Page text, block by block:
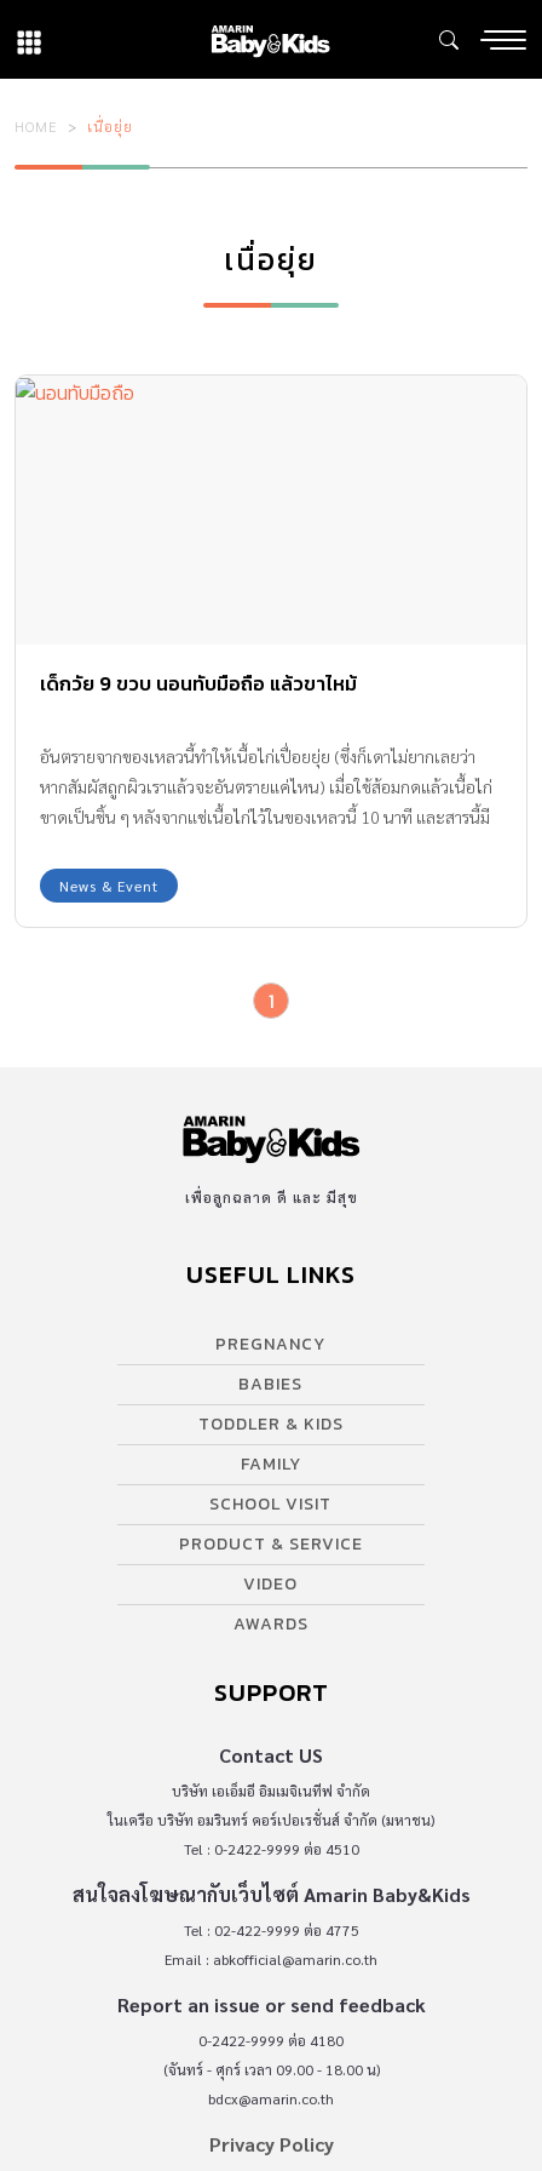
HOME เนื่อยุ่ย
เนื่อยุ่ย
เด็กวัย 9 ขวบ นอนทับมือถือ แล้วขาไหม้
อันตรายจากของเหลวนี้ทำให้เนื้อไก่เปื่อยยุ่ย (ซึ่งก็เดาไม่ยากเลยว่า
หากสัมผัสถูกผิวเราแล้วจะอันตรายแค่ไหน) เมื่อใช้ส้อมกดแล้วเนื้อไก่
ขาดเป็นชิ้น ๆ หลังจากแช่เนื้อไก่ไว้ในของเหลวนี้ 10 นาที และสารนี้มี
News & Event
1
เพื่อลูกฉลาด ดี และ มีสุข
USEFUL LINKS
PREGNANCY
BABIES
TODDLER & KIDS
FAMILY
SCHOOL VISIT
PRODUCT & SERVICE
VIDEO
AWARDS
SUPPORT
Contact US
บริษัท เอเอ็มอี อิมเมจิเนทีฟ จำกัด
ในเครือ บริษัท อมรินทร์ คอร์เปอเรชั่นส์ จำกัด (มหาชน)
Tel : 0-2422-9999 ต่อ 4510
สนใจลงโฆษณากับเว็บไซต์ Amarin Baby&Kids
Tel : 02-422-9999 ต่อ 4775
Email : abkofficial@amarin.co.th
Report an issue or send feedback
0-2422-9999 ต่อ 4180
(จันทร์ - ศุกร์ เวลา 09.00 - 18.00 น)
bdcx@amarin.co.th
Privacy Policy